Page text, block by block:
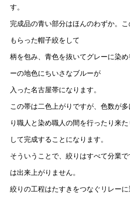
す。
完成品の青い部分はほんのわずか。
もらった帽子絞をして
柄を包み、青色を抜いてグレーに染
ーの地色にちいさなブルーが
入った名古屋帯になります。
この帯は二色上がりですが、色数が
り職人と染め職人の間を行ったり来た
して完成することになります。
そういうことで、絞りはすべて分業
は出来上がりません。
絞りの工程はたすきをつなぐリレー